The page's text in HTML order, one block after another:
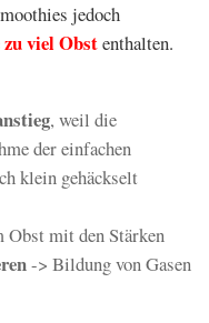
jedoch
zu viel Obstenthalten.
, weil die
der einfachen
klein gehäckselt
Obst mit den Stärken
-> Bildung von Gasen